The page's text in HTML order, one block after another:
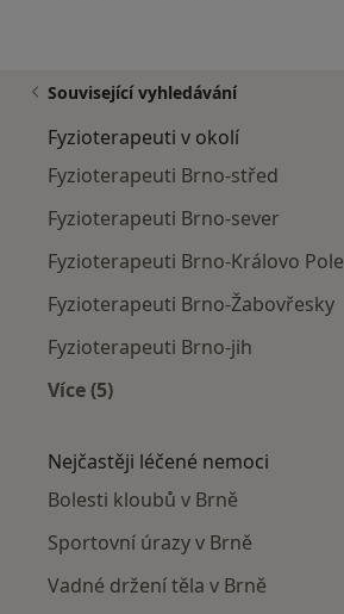
Související vyhledávání
Fyzioterapeuti v okolí
Fyzioterapeuti Brno-střed
Fyzioterapeuti Brno-sever
Fyzioterapeuti Brno-Královo Pole
Fyzioterapeuti Brno-Žabovřesky
Fyzioterapeuti Brno-jih
Více (5)
Nejčastěji léčené nemoci
Bolesti kloubů v Brně
Sportovní úrazy v Brně
Vadné držení těla v Brně